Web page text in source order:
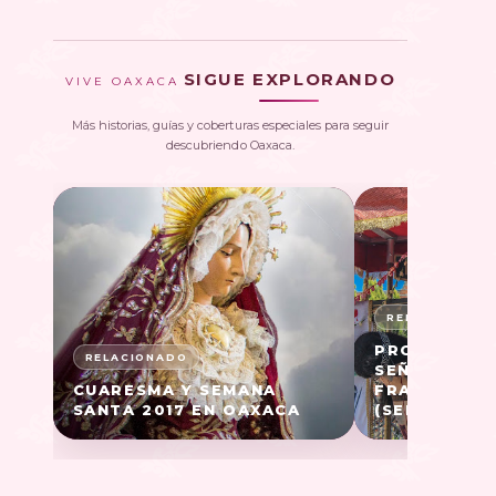
VIVE OAXACA SIGUE EXPLORANDO
Más historias, guías y coberturas especiales para seguir
descubriendo Oaxaca.
CUARESMA Y SEMANA
SANTA 2017 EN OAXACA
PROCESIÓN
SEÑOR DE
FRANCISCO
(SEMANA